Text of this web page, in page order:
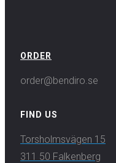
ORDER
order@bendiro.se
FIND US
Torsholmsvägen 15
311 50 Falkenberg